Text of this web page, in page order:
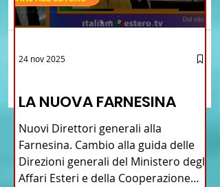
Brasile La Storia del
Commenti
Scrivi un commento...
LA NUOVA FARNESINA
Nuovi Direttori generali alla
Farnesina. Cambio alla guida delle
Direzioni generali del Ministero degli
Affari Esteri e della Cooperazione
24 nov 2025